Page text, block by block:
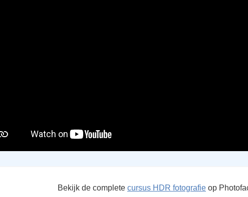
Bekijk de complete cursus HDR fotografie op